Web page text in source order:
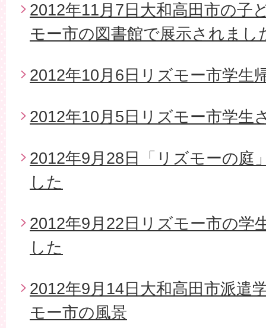
2012年11月7日大和高田市の子
モー市の図書館で展示されまし
2012年10月6日リズモー市学生
2012年10月5日リズモー市学生
2012年9月28日「リズモーの庭
した
2012年9月22日リズモー市の学
した
2012年9月14日大和高田市派遣
モー市の風景